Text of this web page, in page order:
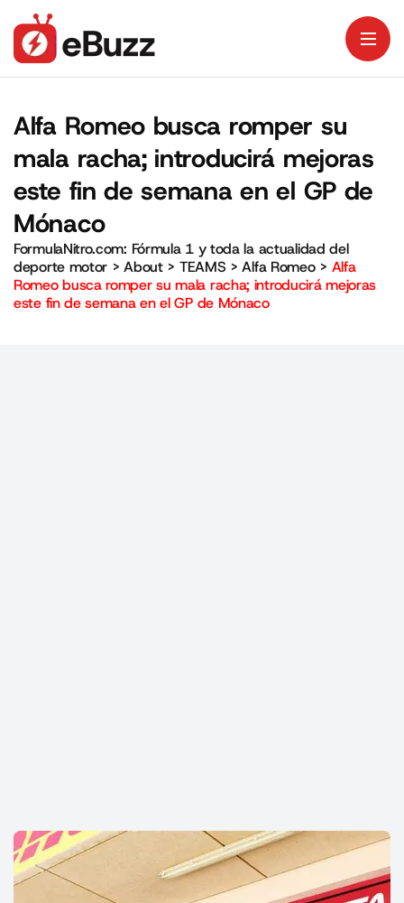
Alfa Romeo busca romper su
mala racha; introducirá mejoras
este fin de semana en el GP de
Mónaco
FormulaNitro.com: Fórmula 1 y toda la actualidad del
deporte motor >About> TEAMS >Alfa Romeo> Alfa
Romeo busca romper su mala racha; introducirá mejoras
este fin de semana en el GP de Mónaco